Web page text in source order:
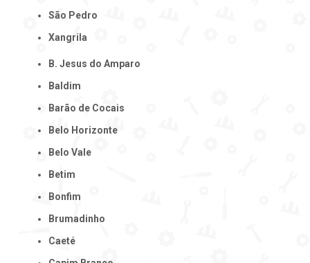
São Pedro
Xangrila
B. Jesus do Amparo
Baldim
Barão de Cocais
Belo Horizonte
Belo Vale
Betim
Bonfim
Brumadinho
Caeté